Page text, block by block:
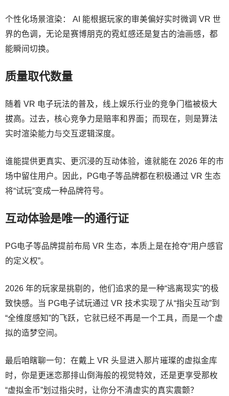
个性化场景渲染： AI 能根据玩家的审美偏好实时微调 VR 世
界的色调，无论是赛博朋克的霓虹感还是复古的油画感，都
能瞬间切换。
质量取代数量
随着 VR 电子玩法的普及，线上娱乐行业的竞争门槛被极大
拔高。过去，核心竞争力是赔率和界面；而现在，则是算法
实时渲染能力与交互逻辑深度。
谁能提供更真实、更沉浸的互动体验，谁就能在 2026 年的市
场中留住用户。因此，PG电子等品牌都在积极通过 VR 生态
将“试玩”变成一种品牌符号。
互动体验是唯一的通行证
PG电子等品牌提前布局 VR 生态，本质上是在抢夺“用户感官
的定义权”。
2026 年的玩家是挑剔的，他们追求的是一种“逃离现实”的极
致快感。当 PG电子试玩通过 VR 技术实现了从“指尖互动”到
“全维度感知”的飞跃，它就已经不再是一个工具，而是一个虚
拟的造梦空间。
最后咱瞎聊一句：在戴上 VR 头显进入那片璀璨的虚拟金库
时，你是更迷恋那排山倒海般的视觉特效，还是更享受那枚
“虚拟金币”划过指尖时，让你分不清虚实的真实震颤？